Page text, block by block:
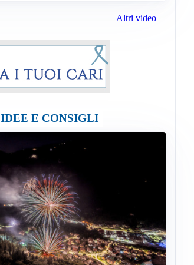
Altri video
IDEE E CONSIGLI